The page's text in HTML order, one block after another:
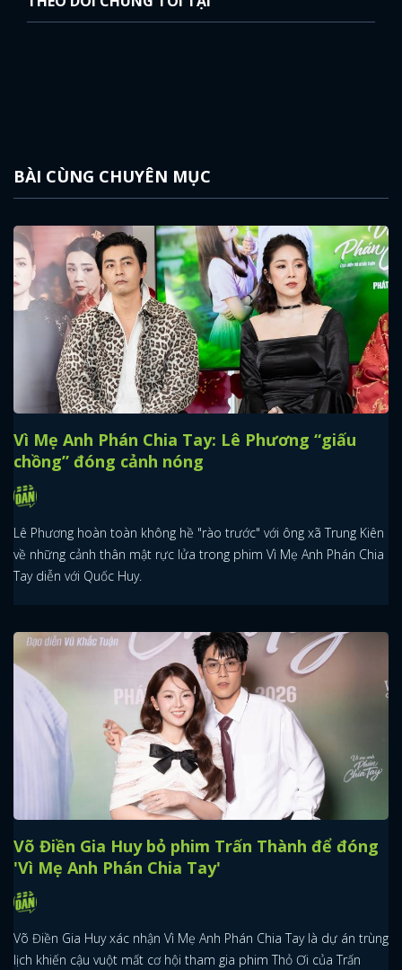
BÀI CÙNG CHUYÊN MỤC
Vì Mẹ Anh Phán Chia Tay: Lê Phương “giấu
chồng” đóng cảnh nóng
Lê Phương hoàn toàn không hề "rào trước" với ông xã Trung Kiên
về những cảnh thân mật rực lửa trong phim Vì Mẹ Anh Phán Chia
Tay diễn với Quốc Huy.
Võ Điền Gia Huy bỏ phim Trấn Thành để đóng
'Vì Mẹ Anh Phán Chia Tay'
Võ Điền Gia Huy xác nhận Vì Mẹ Anh Phán Chia Tay là dự án trùng
lịch khiến cậu vuột mất cơ hội tham gia phim Thỏ Ơi của Trấn